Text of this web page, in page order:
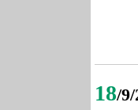
18/9/